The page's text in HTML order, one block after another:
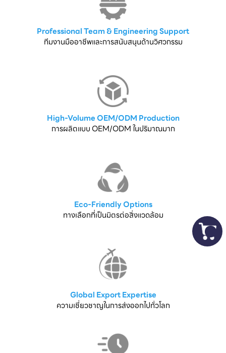
Professional Team & Engineering Support
ทีมงานมืออาชีพและการสนับสนุนด้านวิศวกรรม
High-Volume OEM/ODM Production
การผลิตแบบ OEM/ODM ในปริมาณมาก
Eco-Friendly Options
ทางเลือกที่เป็นมิตรต่อสิ่งแวดล้อม
Global Export Expertise
ความเชี่ยวชาญในการส่งออกไปทั่วโลก